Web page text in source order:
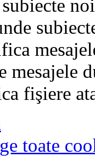
mesajele
fişiere
toate